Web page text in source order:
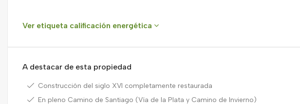
Ver etiqueta calificación energética
A destacar de esta propiedad
Construcción del siglo XVI completamente restaurada
En pleno Camino de Santiago (Vía de la Plata y Camino de Invierno)